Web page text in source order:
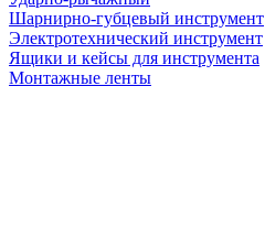
Шарнирно-губцевый инструмент
Электротехнический инструмент
Ящики и кейсы для инструмента
Монтажные ленты